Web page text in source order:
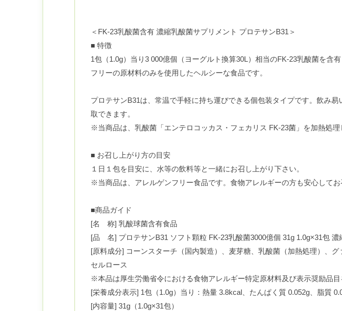
＜FK-23乳酸菌含有 濃縮乳酸菌サプリメント プロテサンB31＞
■ 特徴
1包（1.0g）当り3 000億個（ヨーグルト換算30L）相当のFK-23乳酸菌を含
フリーの原材料のみを使用したヘルシーな食品です。
プロテサンB31は、常温で手軽に持ち運びできる個包装タイプです。飲み
取できます。
※当商品は、乳酸菌「エンテロコッカス・フェカリス FK-23菌」を加熱処理
■ お召し上がり方の目安
１日１包を目安に、水等の飲料等と一緒にお召し上がり下さい。
※当商品は、アレルゲンフリー食品です。食物アレルギーの方も安心してお
■商品ガイド
[名 称] 乳酸球菌含有食品
[品 名] プロテサンB31 ソフト顆粒 FK-23乳酸菌3000億個 31g 1.0g×31包
[原料成分] コーンスターチ（国内製造）、麦芽糖、乳酸菌（加熱処理）、
セルロース
※本品は厚生労働省令における食物アレルギー特定原材料及び表示奨励品目
[栄養成分表示] 1包（1.0g）当り：熱量 3.8kcal、たんぱく質 0.052g、脂質
[内容量] 31g（1.0g×31包）